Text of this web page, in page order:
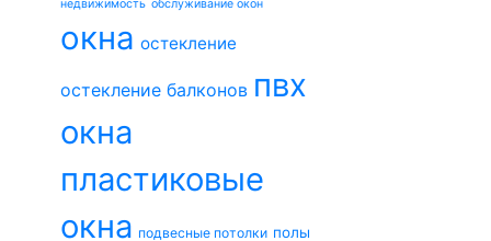
недвижимость обслуживание окон
окна остекление
остекление балконов пвх
окна
пластиковые
окна подвесные потолки полы